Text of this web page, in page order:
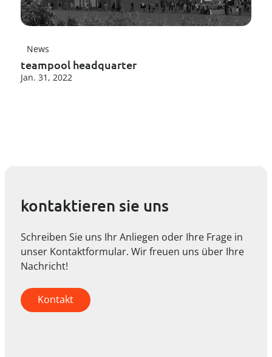
News
teampool headquarter
Jan. 31, 2022
kontaktieren sie uns
Schreiben Sie uns Ihr Anliegen oder Ihre Frage in
unser Kontaktformular. Wir freuen uns über Ihre
Nachricht!
Kontakt